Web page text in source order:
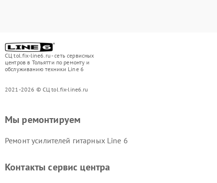
СЦ tol.fix-line6.ru - сеть сервисных
центров в Тольятти по ремонту и
обслуживанию техники Line 6
2021-2026 © СЦ tol.fix-line6.ru
Мы ремонтируем
Ремонт усилителей гитарных Line 6
Контакты сервис центра